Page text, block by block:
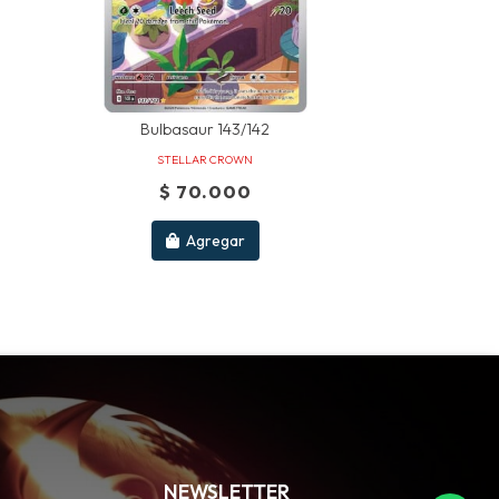
Bulbasaur 143/142
STELLAR CROWN
$ 70.000
Agregar
NEWSLETTER